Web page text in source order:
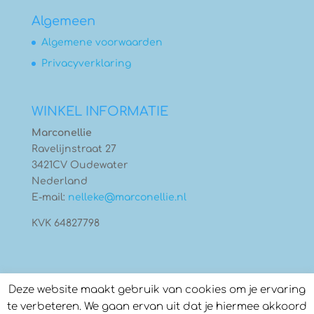
Algemeen
Algemene voorwaarden
Privacyverklaring
WINKEL INFORMATIE
Marconellie
Ravelijnstraat 27
3421CV Oudewater
Nederland
E-mail: nelleke@marconellie.nl
KVK 64827798
Deze website maakt gebruik van cookies om je ervaring
te verbeteren. We gaan ervan uit dat je hiermee akkoord